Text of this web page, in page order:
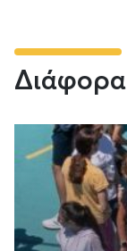
Διάφορα